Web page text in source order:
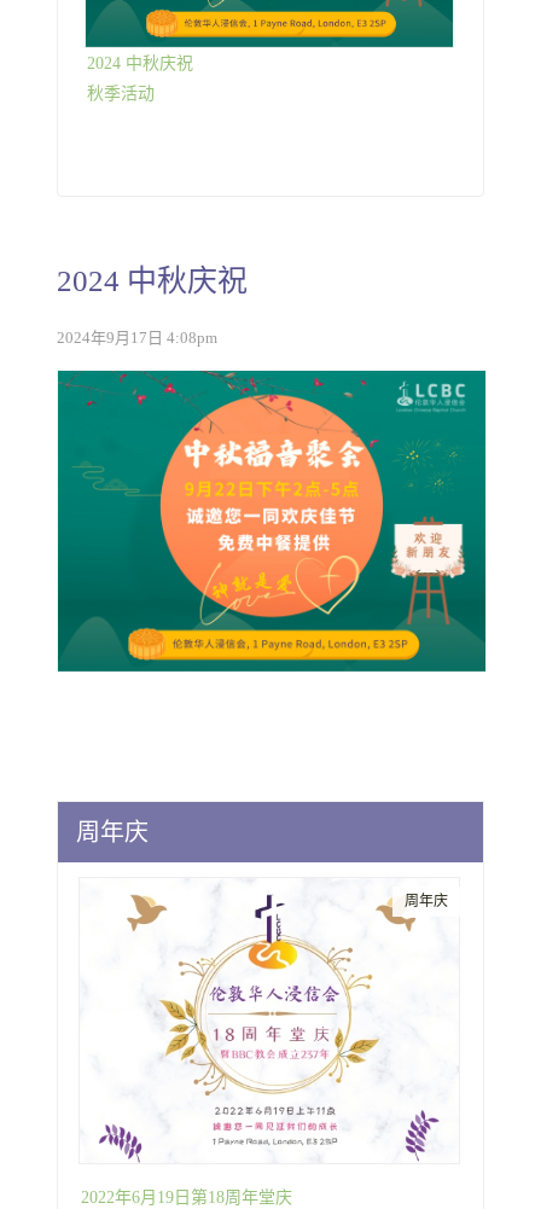
2024 中秋庆祝
秋季活动
2024 中秋庆祝
2024年9月17日 4:08pm
周年庆
2022年6月19日第18周年堂庆
周年庆